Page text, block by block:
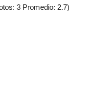
3 Promedio: 2.7)